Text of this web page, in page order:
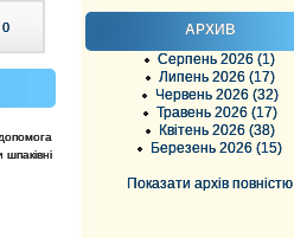
АРХИВ
Серпень 2026 (1)
Липень 2026 (17)
Червень 2026 (32)
Травень 2026 (17)
Квітень 2026 (38)
Березень 2026 (15)
Показати архів повністю
0